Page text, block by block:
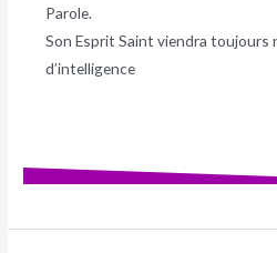
Parole.
Son Esprit Saint viendra toujours
d’intelligence